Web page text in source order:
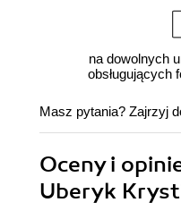
na dowolnych
obsługujących
Masz pytania? Zajrzyj
Oceny i
Uberyk